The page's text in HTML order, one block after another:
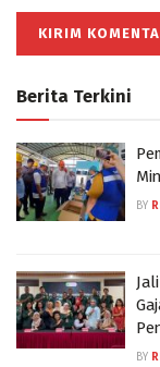
Berita Terkini
BY
BY